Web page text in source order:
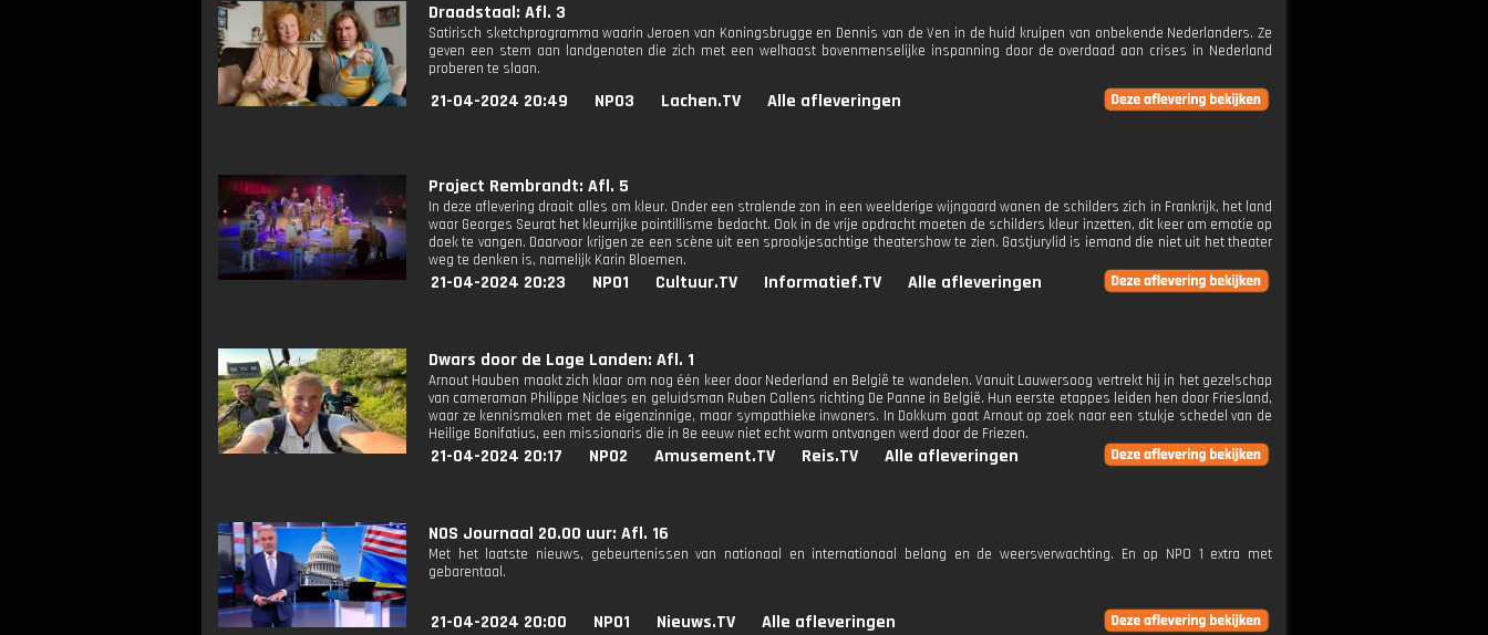
Draadstaal: Afl. 3
Satirisch sketchprogramma waarin Jeroen van Koningsbrugge en Dennis van de Ven in de huid kruipen van onbekende Nederlanders. Ze
geven een stem aan landgenoten die zich met een welhaast bovenmenselijke inspanning door de overdaad aan crises in Nederland
proberen te slaan.
21-04-2024 20:49 NPO3 Lachen.TV Alle afleveringen
Project Rembrandt: Afl. 5
In deze aflevering draait alles om kleur. Onder een stralende zon in een weelderige wijngaard wanen de schilders zich in Frankrijk, het land
waar Georges Seurat het kleurrijke pointillisme bedacht. Ook in de vrije opdracht moeten de schilders kleur inzetten, dit keer om emotie op
doek te vangen. Daarvoor krijgen ze een scène uit een sprookjesachtige theatershow te zien. Gastjurylid is iemand die niet uit het theater
weg te denken is, namelijk Karin Bloemen.
21-04-2024 20:23 NPO1 Cultuur.TV Informatief.TV Alle afleveringen
Dwars door de Lage Landen: Afl. 1
Arnout Hauben maakt zich klaar om nog één keer door Nederland en België te wandelen. Vanuit Lauwersoog vertrekt hij in het gezelschap
van cameraman Philippe Niclaes en geluidsman Ruben Callens richting De Panne in België. Hun eerste etappes leiden hen door Friesland,
waar ze kennismaken met de eigenzinnige, maar sympathieke inwoners. In Dokkum gaat Arnout op zoek naar een stukje schedel van de
Heilige Bonifatius, een missionaris die in 8e eeuw niet echt warm ontvangen werd door de Friezen.
21-04-2024 20:17 NPO2 Amusement.TV Reis.TV Alle afleveringen
NOS Journaal 20.00 uur: Afl. 16
Met het laatste nieuws, gebeurtenissen van nationaal en internationaal belang en de weersverwachting. En op NPO 1 extra met
gebarentaal.
21-04-2024 20:00 NPO1 Nieuws.TV Alle afleveringen